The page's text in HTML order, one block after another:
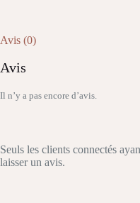
Avis (0)
Avis
Il n’y a pas encore d’avis.
Seuls les clients connectés
laisser un avis.